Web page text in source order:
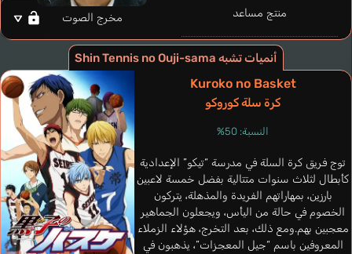
منتج مساعد مخرج الصوت
Lazcano Samuel
إسباني
Morais Mike
برتغالي
أنميات تشبه Shin Tennis no Ouji-sama
Kuroko no Basket
كرة سلة كوروكو
النسبة: 50%
توج فريق كرة السلة في مدرسة “تيكو” الإعدادية
كأبطال لثلاث سنوات متتالية بفضل خمسة لاعبين
بارزين، بمهاراتهم الفريدة والمذهلة، يتركون
الخصوم في حالة من اليأس، ويجعلون الجماهير
معجبين بهم.ومع ذلك، بعد التخرج، هؤلاء الزملاء
المعروفين باسم “جيل المعجزات”، يذهبون في